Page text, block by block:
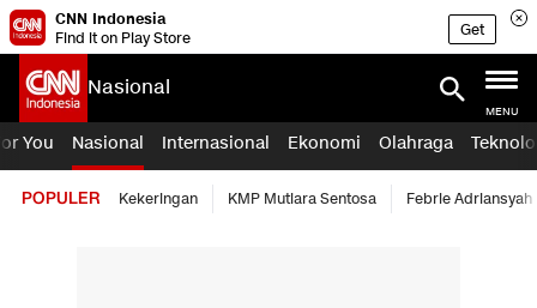
CNN Indonesia
Find it on Play Store
Get
Nasional
MENU
You Nasional Internasional Ekonomi Olahraga
POPULER Kekeringan KMP Mutiara Sentosa Febrie Adriansyah